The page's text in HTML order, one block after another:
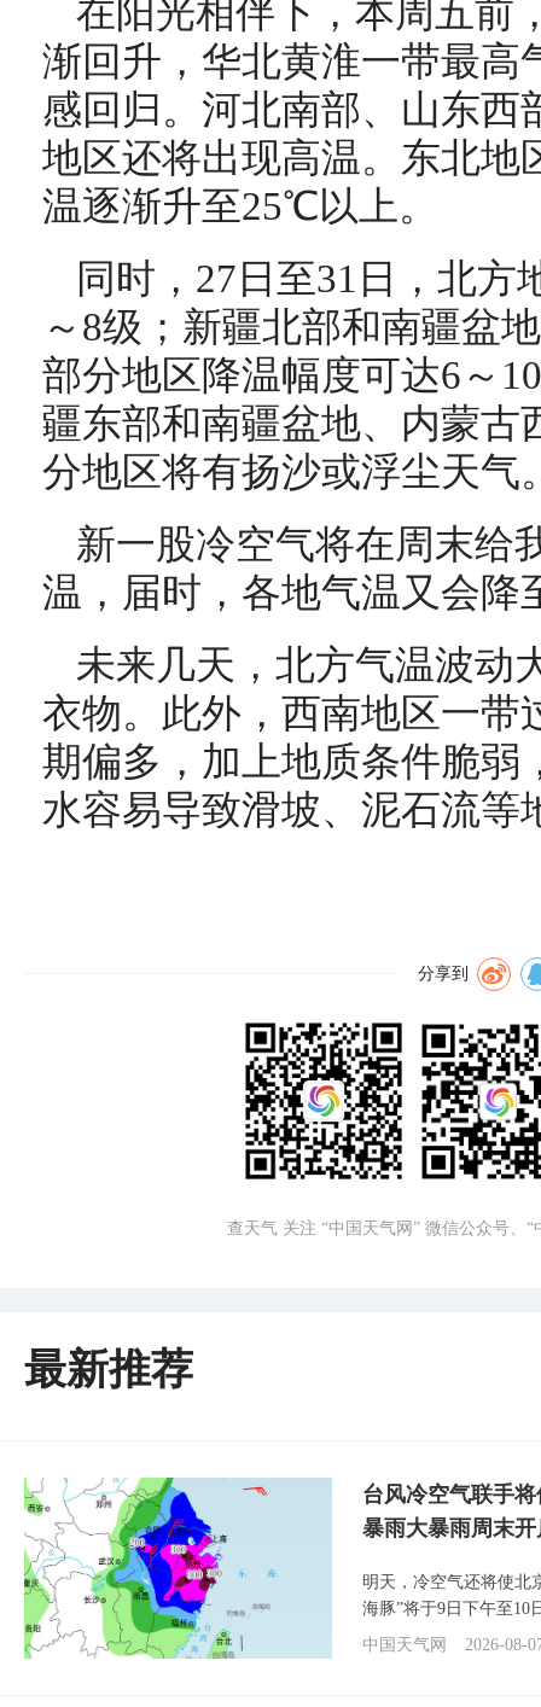
在阳光相伴下，本周五前
渐回升，华北黄淮一带最
感回归。河北南部、山东西
地区还将出现高温。东北地
温逐渐升至25℃以上。
同时，27日至31日，北方
～8级；新疆北部和南疆盆
部分地区降温幅度可达6～
疆东部和南疆盆地、内蒙古
分地区将有扬沙或浮尘天气
新一股冷空气将在周末给
温，届时，各地气温又会降
未来几天，北方气温波动
衣物。此外，西南地区一带
期偏多，加上地质条件脆弱
水容易导致滑坡、泥石流等
分享到
查天气 关注 “中国天气网” 微信公众号、
最新推荐
台风冷空气联手
暴雨大暴雨周末开
明天，冷空气还将使北
海豚”将于9日下午至10
中国天气网
2026-08-